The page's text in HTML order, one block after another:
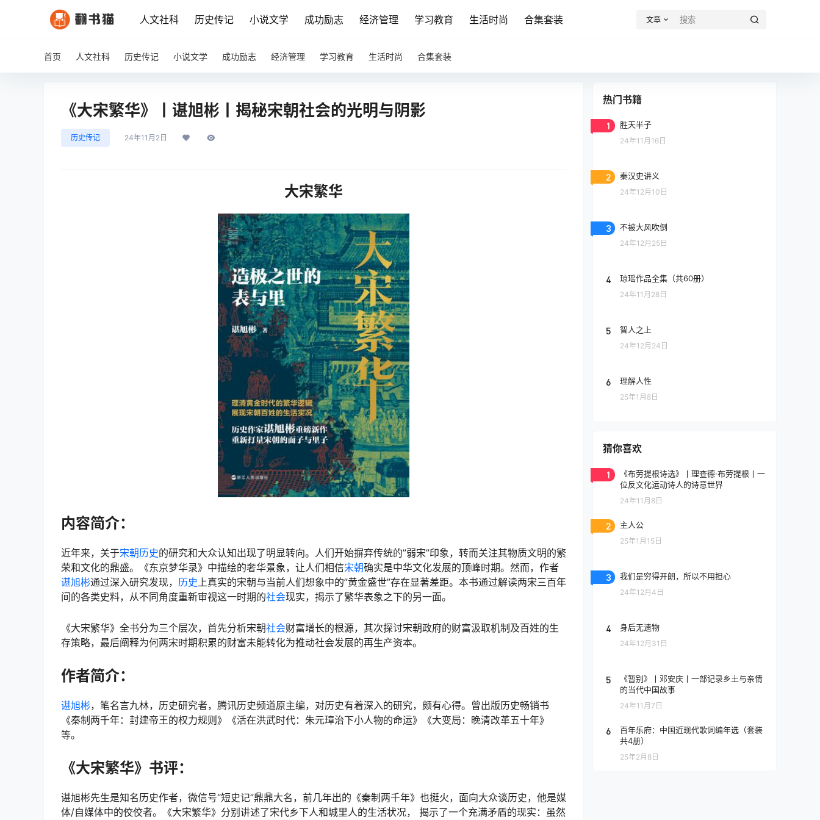
人文社科 历史传记 小说文学 成功励志 经济管理 学习教育 生活时尚 合集套装 文章
首页 人文社科 历史传记 小说文学 成功励志 经济管理 学习教育 生活时尚 合集套装
《大宋繁华》丨谌旭彬丨揭秘宋朝社会的光明与阴影
历史传记 24年11月2日
大宋繁华
内容简介：
近年来，关于宋朝历史的研究和大众认知出现了明显转向。人们开始摒弃传统的”弱宋”印象，转而关注其物质文明的繁
荣和文化的鼎盛。《东京梦华录》中描绘的奢华景象，让人们相信宋朝确实是中华文化发展的顶峰时期。然而，作者
谌旭彬通过深入研究发现， 历史 上真实的宋朝与当前人们想象中的”黄金盛世”存在显著差距。本书通过解读两宋三百年
间的各类史料，从不同角度重新审视这一时期的社会现实，揭示了繁华表象之下的另一面。
《大宋繁华》全书分为三个层次，首先分析宋朝社会财富增长的根源，其次探讨宋朝政府的财富汲取机制及百姓的生
存策略，最后阐释为何两宋时期积累的财富未能转化为推动社会发展的再生产资本。
作者简介：
谌旭彬，笔名言九林，历史研究者，腾讯历史频道原主编，对历史有着深入的研究，颇有心得。曾出版历史畅销书
《秦制两千年：封建帝王的权力规则》《活在洪武时代：朱元璋治下小人物的命运》《大变局：晚清改革五十年》
等。
《大宋繁华》书评：
谌旭彬先生是知名历史作者，微信号“短史记”鼎鼎大名，前几年出的《秦制两千年》也挺火，面向大众谈历史，他是媒
体/自媒体中的佼佼者。《大宋繁华》分别讲述了宋代乡下人和城里人的生活状况， 揭示了一个充满矛盾的现实：虽然
热门书籍
1 胜天半子
24年11月16日
2 秦汉史讲义
24年12月10日
3 不被大风吹倒
24年12月25日
4 琼瑶作品全集（共60册）
24年11月28日
5 智人之上
24年12月24日
6 理解人性
25年1月8日
猜你喜欢
1
《布劳提根诗选》丨理查德·布劳提根丨一
位反文化运动诗人的诗意世界
24年11月8日
2 主人公
25年1月15日
3 我们是穷得开朗，所以不用担心
24年12月4日
4 身后无遗物
24年12月31日
5
《暂别》丨邓安庆丨一部记录乡土与亲情
的当代中国故事
24年11月7日
6
百年乐府：中国近现代歌词编年选（套装
共4册）
25年2月8日